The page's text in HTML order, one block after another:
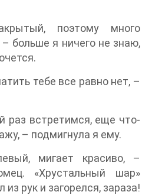
поэтому много
– больше я ничего не знаю,
тебе все равно нет, –
раз встретимся, еще что-
– подмигнула я ему.
мигает красиво, –
«Хрустальный шар»
рук и загорелся, зараза!